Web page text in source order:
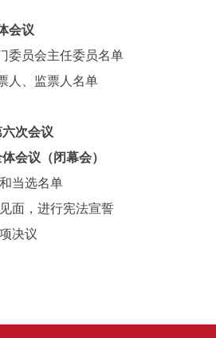
会议
员会主任委员名单
、监票人名单
次会议
会议（闭幕会）
当选名单
，进行宪法宣誓
决议